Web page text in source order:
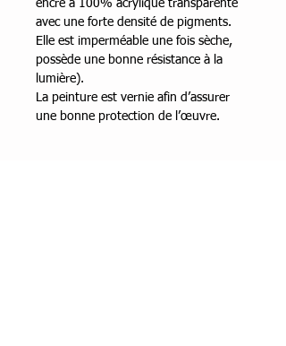
encre à 100% acrylique transparente
avec une forte densité de pigments.
Elle est imperméable une fois sèche,
possède une bonne résistance à la
lumière).
La peinture est vernie afin d’assurer
une bonne protection de l’œuvre.